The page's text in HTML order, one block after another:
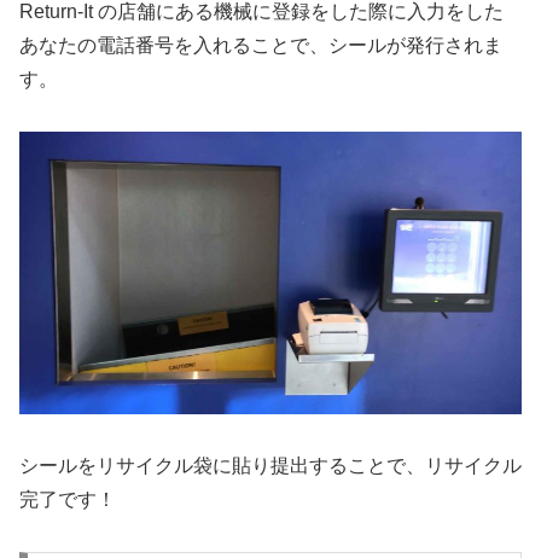
Return-It の店舗にある機械に登録をした際に入力をした
あなたの電話番号を入れることで、シールが発行されま
す。
シールをリサイクル袋に貼り提出することで、リサイクル
完了です！